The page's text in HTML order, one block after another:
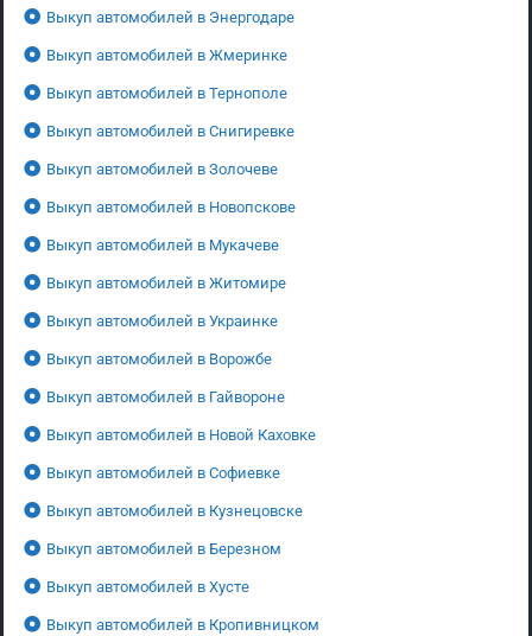
Выкуп автомобилей в Энергодаре
Выкуп автомобилей в Жмеринке
Выкуп автомобилей в Тернополе
Выкуп автомобилей в Снигиревке
Выкуп автомобилей в Золочеве
Выкуп автомобилей в Новопскове
Выкуп автомобилей в Мукачеве
Выкуп автомобилей в Житомире
Выкуп автомобилей в Украинке
Выкуп автомобилей в Ворожбе
Выкуп автомобилей в Гайвороне
Выкуп автомобилей в Новой Каховке
Выкуп автомобилей в Софиевке
Выкуп автомобилей в Кузнецовске
Выкуп автомобилей в Березном
Выкуп автомобилей в Хусте
Выкуп автомобилей в Кропивницком